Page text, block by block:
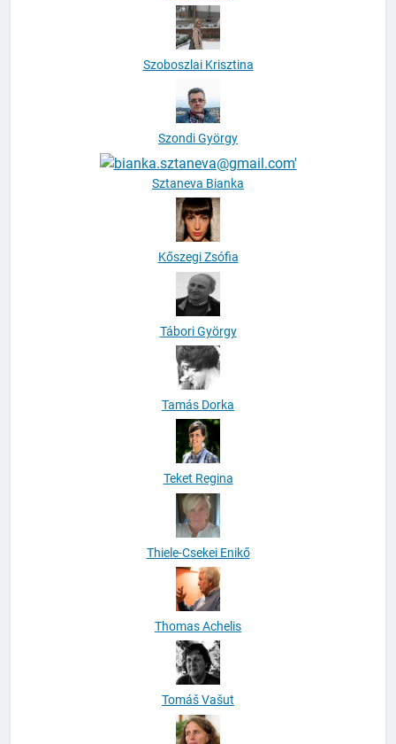
Szoboszlai Krisztina
Szondi György
Sztaneva Bianka
Kőszegi Zsófia
Tábori György
Tamás Dorka
Teket Regina
Thiele-Csekei Enikő
Thomas Achelis
Tomáš Vašut